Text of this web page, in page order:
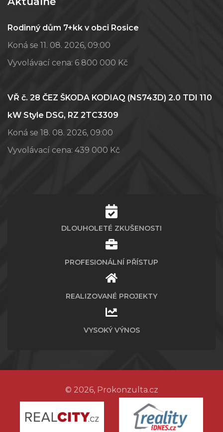
Rodinný dům 7+kk v obci Rosice
Koná se 11. 08. 2026, 09:00
Vyvolávací cena: 6 800 000 Kč
VŘ č. 28 ČEZ ŠKODA KODIAQ (NS743D) 2.0 TDI 110
kW Style DSG, RZ 2TC3309
Koná se 18. 08. 2026, 09:00
Vyvolávací cena: 439 000 Kč
DLOUHOLETÉ ZKUŠENOSTI
PROFESIONÁLNÍ PŘÍSTUP
REALIZOVANÉ PROJEKTY
VYSOKÝ VÝNOS
© 2026, Prokonzulta.cz